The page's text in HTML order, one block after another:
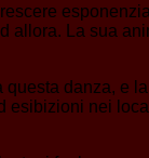
La sua
danza, e
esibizioni nei